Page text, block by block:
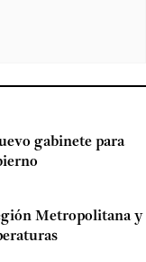
gabinete para
Metropolitana y